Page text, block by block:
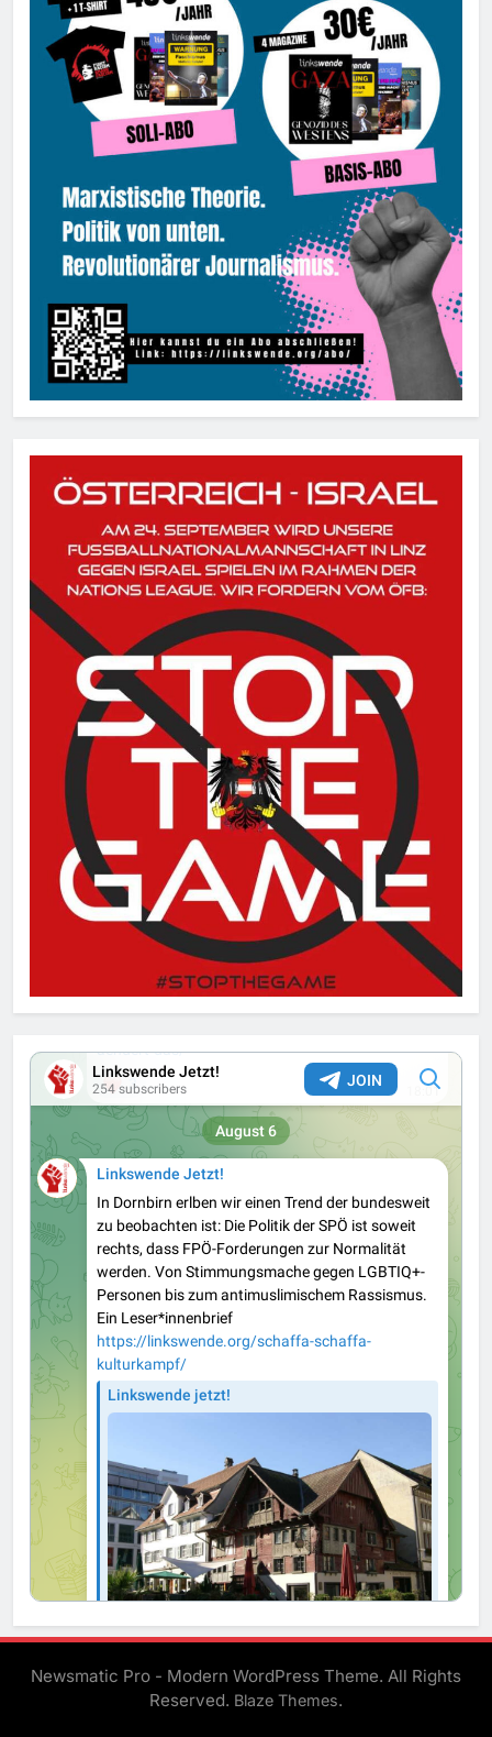
Newsmatic Pro - Modern WordPress Theme. All Rights
Reserved. Blaze Themes.